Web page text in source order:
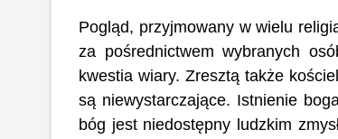
Pogląd, przyjmowany w wielu
za pośrednictwem wybranych
kwestia wiary. Zresztą także
są niewystarczające. Istnienie
bóg jest niedostępny ludzkim